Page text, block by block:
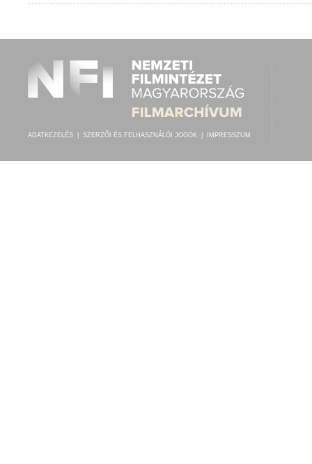
ADATKEZELÉS SZERZŐI ÉS FELHASZNÁLÓI JOGOK IMPRESSZUM